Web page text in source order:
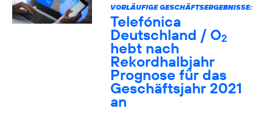
VORLÄUFIGE GESCHÄFTSERGEBNISSE:
Telefónica
Deutschland / O2
hebt nach
Rekordhalbjahr
Prognose für das
Geschäftsjahr 2021
an